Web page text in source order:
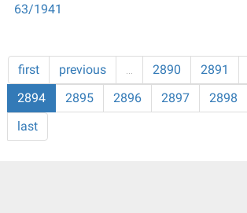
63/1941
first previous … 2890 2891
2894
2895 2896 2897 2898
last